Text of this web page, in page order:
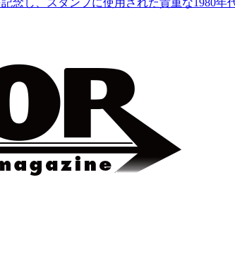
し、スタンプに使用された貴重な1980年